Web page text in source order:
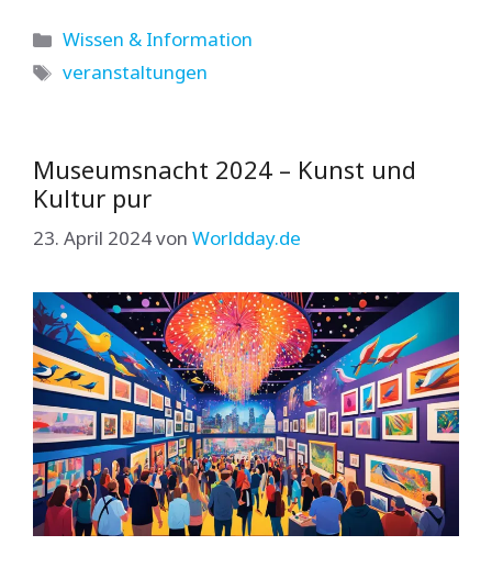
Kategorien
Wissen & Information
Schlagwörter
veranstaltungen
Museumsnacht 2024 – Kunst und
Kultur pur
23. April 2024von Worldday.de